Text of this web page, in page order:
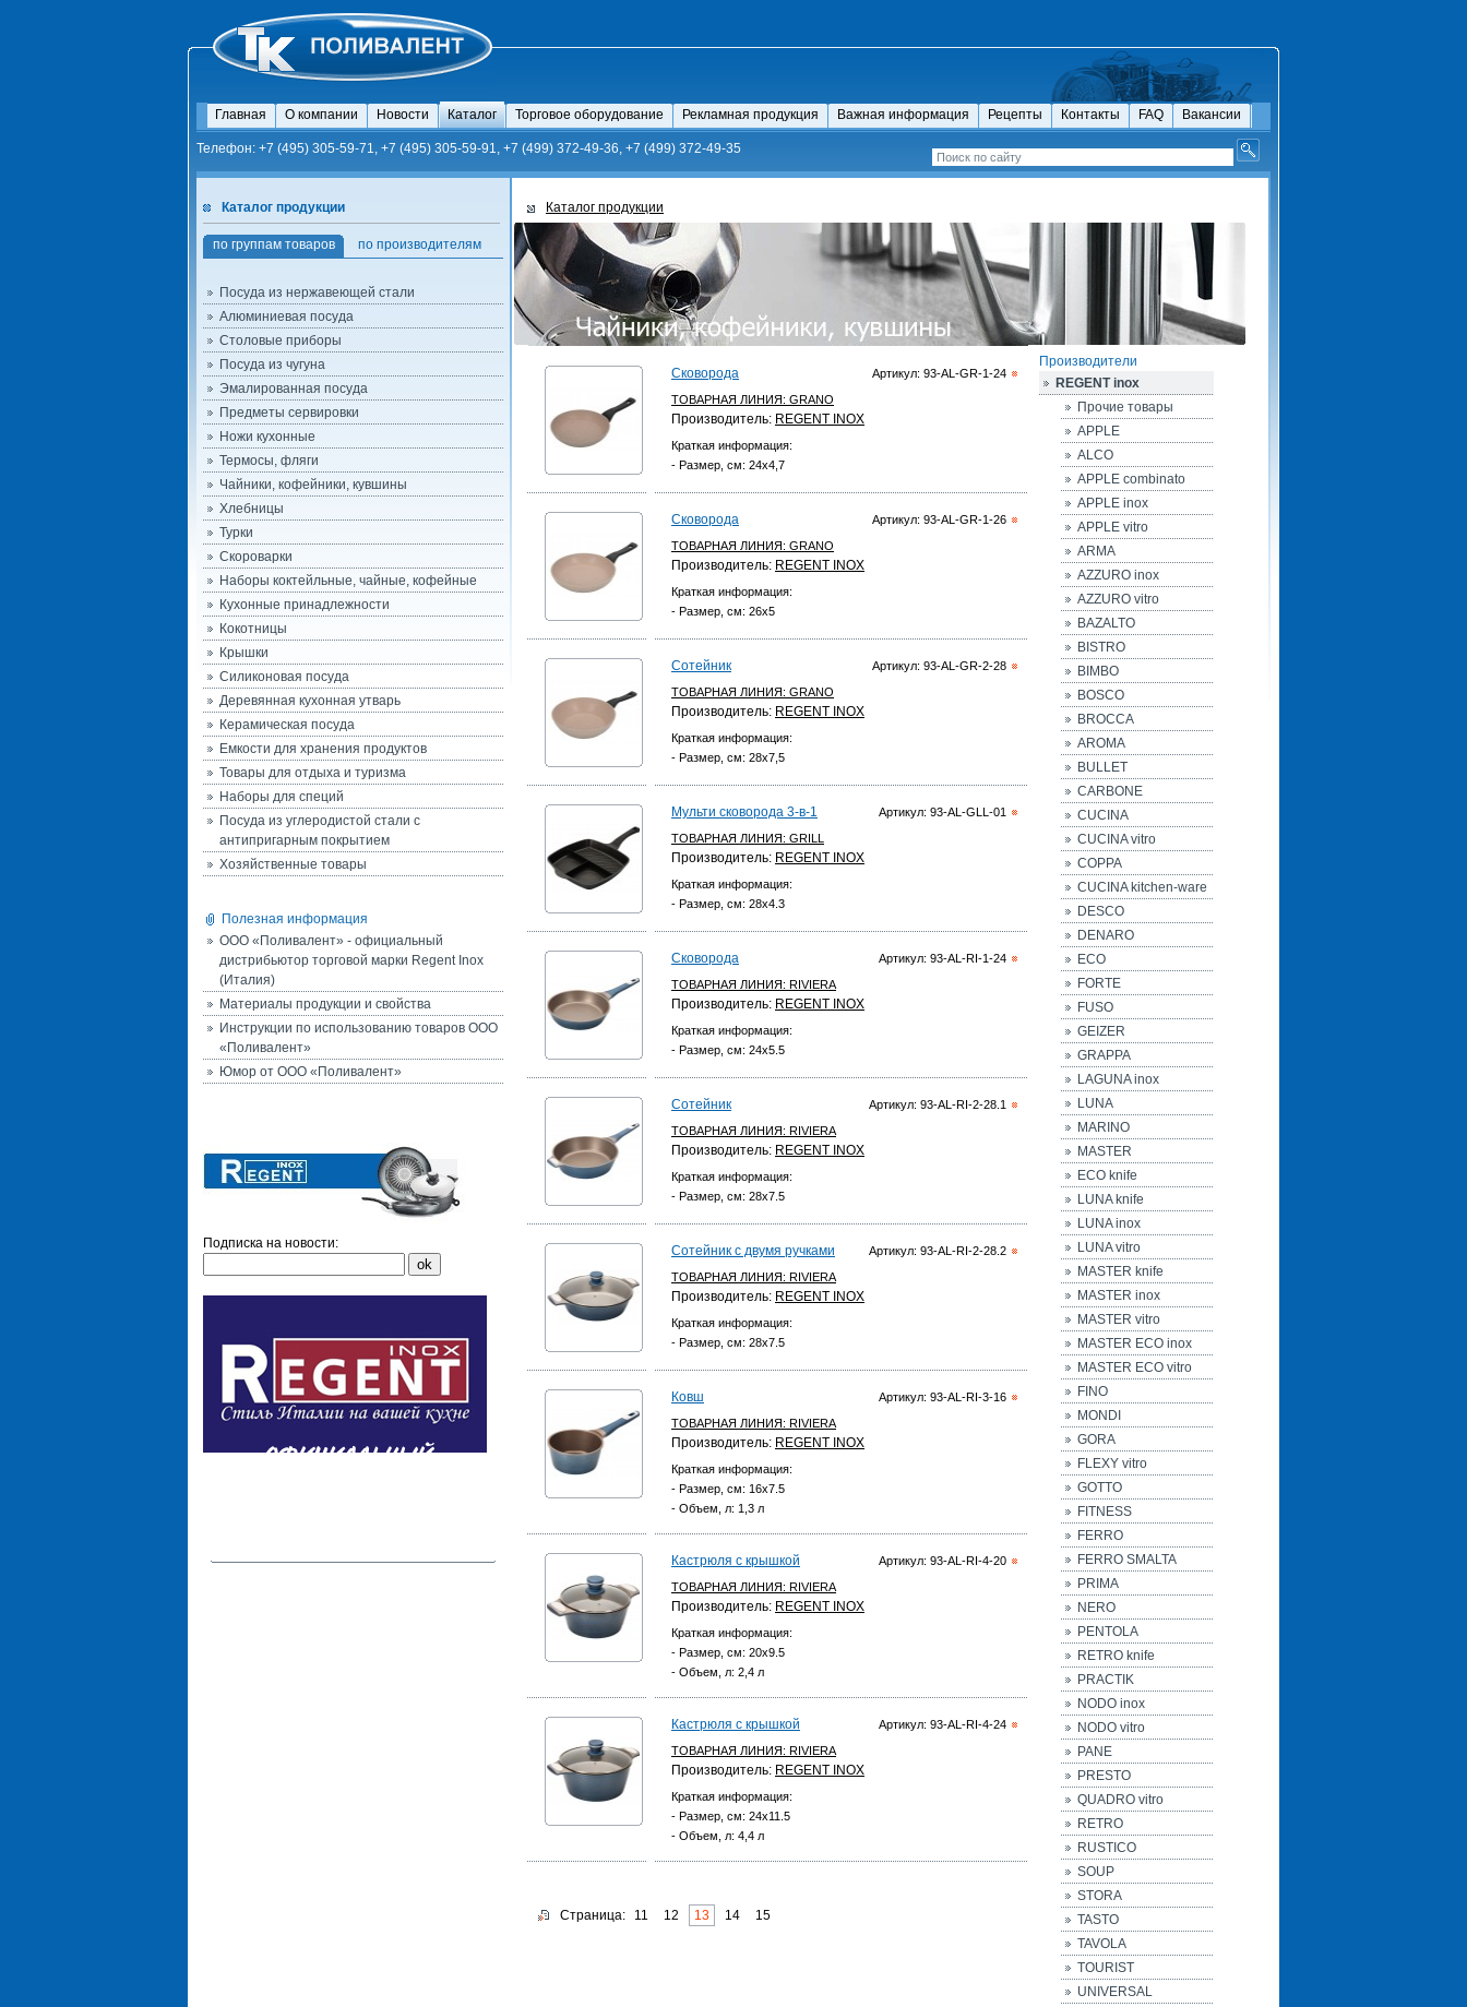
Главная О компании Новости Каталог Торговое оборудование Рекламная продукция Важная информация Рецепты Контакты FAQ Вакансии
Телефон: +7 (495) 305-59-71, +7 (495) 305-59-91, +7 (499) 372-49-36, +7 (499) 372-49-35
Каталог продукции
по группам товаров по производителям
Посуда из нержавеющей стали
Алюминиевая посуда
Столовые приборы
Посуда из чугуна
Эмалированная посуда
Предметы сервировки
Ножи кухонные
Термосы, фляги
Чайники, кофейники, кувшины
Хлебницы
Турки
Скороварки
Наборы коктейльные, чайные, кофейные
Кухонные принадлежности
Кокотницы
Крышки
Силиконовая посуда
Деревянная кухонная утварь
Керамическая посуда
Емкости для хранения продуктов
Товары для отдыха и туризма
Наборы для специй
Посуда из углеродистой стали с
антипригарным покрытием
Хозяйственные товары
Полезная информация
ООО «Поливалент» - официальный
дистрибьютор торговой марки Regent Inox
(Италия)
Материалы продукции и свойства
Инструкции по использованию товаров ООО
«Поливалент»
Юмор от ООО «Поливалент»
Подписка на новости:
Каталог продукции
Артикул: 93-AL-GR-1-24
Сковорода
ТОВАРНАЯ ЛИНИЯ: GRANO
Производитель: REGENT INOX
Краткая информация:
- Размер, см: 24х4,7
Артикул: 93-AL-GR-1-26
Сковорода
ТОВАРНАЯ ЛИНИЯ: GRANO
Производитель: REGENT INOX
Краткая информация:
- Размер, см: 26х5
Артикул: 93-AL-GR-2-28
Сотейник
ТОВАРНАЯ ЛИНИЯ: GRANO
Производитель: REGENT INOX
Краткая информация:
- Размер, см: 28х7,5
Артикул: 93-AL-GLL-01
Мульти сковорода 3-в-1
ТОВАРНАЯ ЛИНИЯ: GRILL
Производитель: REGENT INOX
Краткая информация:
- Размер, см: 28x4.3
Артикул: 93-AL-RI-1-24
Сковорода
ТОВАРНАЯ ЛИНИЯ: RIVIERA
Производитель: REGENT INOX
Краткая информация:
- Размер, см: 24x5.5
Артикул: 93-AL-RI-2-28.1
Сотейник
ТОВАРНАЯ ЛИНИЯ: RIVIERA
Производитель: REGENT INOX
Краткая информация:
- Размер, см: 28x7.5
Артикул: 93-AL-RI-2-28.2
Сотейник с двумя ручками
ТОВАРНАЯ ЛИНИЯ: RIVIERA
Производитель: REGENT INOX
Краткая информация:
- Размер, см: 28x7.5
Артикул: 93-AL-RI-3-16
Ковш
ТОВАРНАЯ ЛИНИЯ: RIVIERA
Производитель: REGENT INOX
Краткая информация:
- Размер, см: 16x7.5
- Объем, л: 1,3 л
Артикул: 93-AL-RI-4-20
Кастрюля с крышкой
ТОВАРНАЯ ЛИНИЯ: RIVIERA
Производитель: REGENT INOX
Краткая информация:
- Размер, см: 20x9.5
- Объем, л: 2,4 л
Артикул: 93-AL-RI-4-24
Кастрюля с крышкой
ТОВАРНАЯ ЛИНИЯ: RIVIERA
Производитель: REGENT INOX
Краткая информация:
- Размер, см: 24x11.5
- Объем, л: 4,4 л
Страница: 11 12 13 14 15
Производители
REGENT inox
Прочие товары
APPLE
ALCO
APPLE combinato
APPLE inox
APPLE vitro
ARMA
AZZURO inox
AZZURO vitro
BAZALTO
BISTRO
BIMBO
BOSCO
BROCCA
AROMA
BULLET
CARBONE
CUCINA
CUCINA vitro
COPPA
CUCINA kitchen-ware
DESCO
DENARO
ECO
FORTE
FUSO
GEIZER
GRAPPA
LAGUNA inox
LUNA
MARINO
MASTER
ECO knife
LUNA knife
LUNA inox
LUNA vitro
MASTER knife
MASTER inox
MASTER vitro
MASTER ECO inox
MASTER ECO vitro
FINO
MONDI
GORA
FLEXY vitro
GOTTO
FITNESS
FERRO
FERRO SMALTA
PRIMA
NERO
PENTOLA
RETRO knife
PRACTIK
NODO inox
NODO vitro
PANE
PRESTO
QUADRO vitro
RETRO
RUSTICO
SOUP
STORA
TASTO
TAVOLA
TOURIST
UNIVERSAL